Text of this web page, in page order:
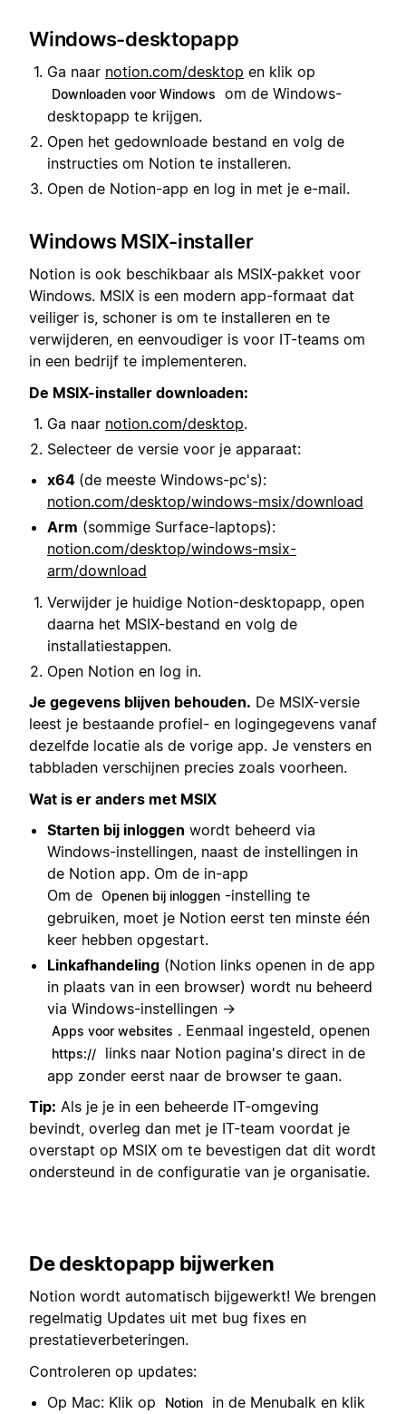
Windows-desktopapp
Ga naar notion.com/desktop en klik op
Downloaden voor Windows
om de Windows-
desktopapp te krijgen.
Open het gedownloade bestand en volg de
instructies om Notion te installeren.
Open de Notion-app en log in met je e-mail.
Windows MSIX-installer
Notion is ook beschikbaar als MSIX-pakket voor
Windows. MSIX is een modern app-formaat dat
veiliger is, schoner is om te installeren en te
verwijderen, en eenvoudiger is voor IT-teams om
in een bedrijf te implementeren.
De MSIX-installer downloaden:
Ga naar notion.com/desktop.
Selecteer de versie voor je apparaat:
x64 (de meeste Windows-pc's):
notion.com/desktop/windows-msix/download
Arm (sommige Surface-laptops):
notion.com/desktop/windows-msix-
arm/download
Verwijder je huidige Notion-desktopapp, open
daarna het MSIX-bestand en volg de
installatiestappen.
Open Notion en log in.
Je gegevens blijven behouden. De MSIX-versie
leest je bestaande profiel- en logingegevens vanaf
dezelfde locatie als de vorige app. Je vensters en
tabbladen verschijnen precies zoals voorheen.
Wat is er anders met MSIX
Starten bij inloggen wordt beheerd via
Windows-instellingen, naast de instellingen in
de Notion app. Om de in-app
Om de Openen bij inloggen -instelling te
gebruiken, moet je Notion eerst ten minste één
keer hebben opgestart.
Linkafhandeling (Notion links openen in de app
in plaats van in een browser) wordt nu beheerd
via Windows-instellingen →
Apps voor websites . Eenmaal ingesteld, openen
https://
links naar Notion pagina's direct in de
app zonder eerst naar de browser te gaan.
Tip: Als je je in een beheerde IT-omgeving
bevindt, overleg dan met je IT-team voordat je
overstapt op MSIX om te bevestigen dat dit wordt
ondersteund in de configuratie van je organisatie.
De desktopapp bijwerken
Notion wordt automatisch bijgewerkt! We brengen
regelmatig Updates uit met bug fixes en
prestatieverbeteringen.
Controleren op updates:
Op Mac: Klik op
Notion
in de Menubalk en klik